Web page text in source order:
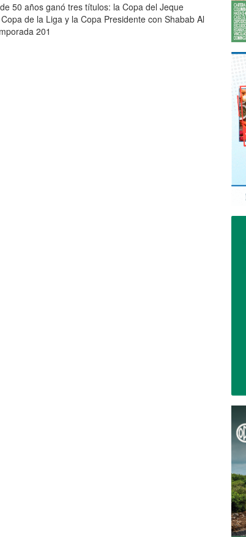
50 años ganó tres títulos: la Copa del Jeque
de la Liga y la Copa Presidente con Shabab Al
201